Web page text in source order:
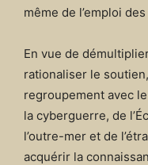
même de l’emploi
En vue de
rationaliser le
regroupement avec
la cyberguerre, de
l’outre-mer et de
acquérir la